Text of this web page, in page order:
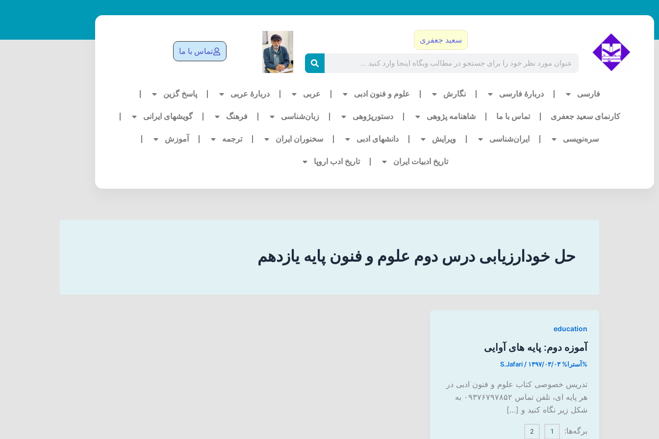
به
سعید جعفری
تماس با ما
فارسی دربارۀ فارسی نگارش علوم و فنون ادبی عربی دربارۀ عربی پاسخ گزین
کارنمای سعید جعفری تماس با ما شاهنامه پژوهی دستورپژوهی زبان‌شناسی فرهنگ گویشهای ایرانی
سره‌نویسی ایران‌شناسی ویرایش دانشهای ادبی سخنوران ایران ترجمه آموزش
تاریخ ادبیات ایران تاریخ ادب اروپا
حل خودارزیابی درس دوم علوم و فنون پایه یازدهم
education
آموزه دوم: پایه های آوایی
%آسترا% S.Jafari / ۱۳۹۷/۰۳/۰۳
تدریس خصوصی کتاب علوم و فنون ادبی در
هر پایه ای، تلفن تماس ۰۹۳۷۶۷۹۷۸۵۲ به
شکل زیر نگاه کنید و […]
برگه‌ها: 1
2